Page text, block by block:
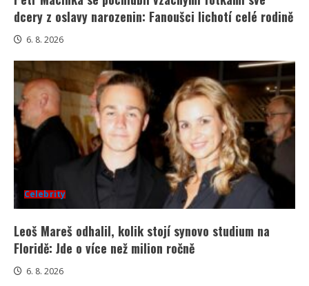
dcery z oslavy narozenin: Fanoušci lichotí celé rodině
6. 8. 2026
Celebrity
Leoš Mareš odhalil, kolik stojí synovo studium na
Floridě: Jde o více než milion ročně
6. 8. 2026